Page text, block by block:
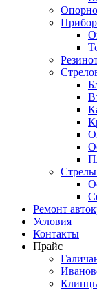
Стрелы
Ремонт
Условия
Контакты
Прайс